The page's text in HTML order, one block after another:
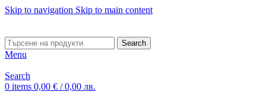
Skip to navigation Skip to main content
Search
Menu
Search
0 items 0,00 € / 0,00 лв.